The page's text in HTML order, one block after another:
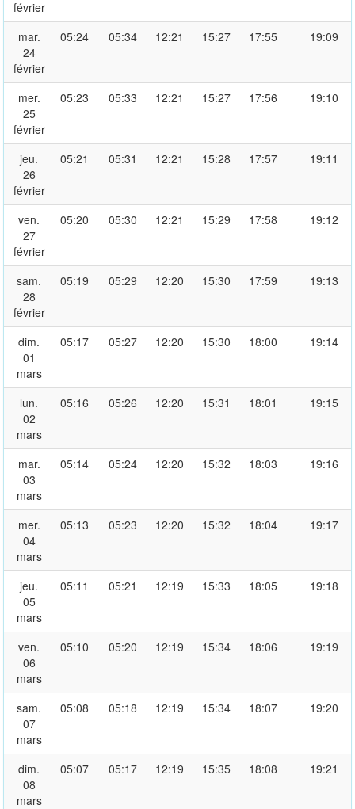
février
mar.
24
février
05:24 05:34 12:21 15:27 17:55 19:09
mer.
25
février
05:23 05:33 12:21 15:27 17:56 19:10
jeu.
26
février
05:21 05:31 12:21 15:28 17:57 19:11
ven.
27
février
05:20 05:30 12:21 15:29 17:58 19:12
sam.
28
février
05:19 05:29 12:20 15:30 17:59 19:13
dim.
01
mars
05:17 05:27 12:20 15:30 18:00 19:14
lun.
02
mars
05:16 05:26 12:20 15:31 18:01 19:15
mar.
03
mars
05:14 05:24 12:20 15:32 18:03 19:16
mer.
04
mars
05:13 05:23 12:20 15:32 18:04 19:17
jeu.
05
mars
05:11 05:21 12:19 15:33 18:05 19:18
ven.
06
mars
05:10 05:20 12:19 15:34 18:06 19:19
sam.
07
mars
05:08 05:18 12:19 15:34 18:07 19:20
dim.
08
mars
05:07 05:17 12:19 15:35 18:08 19:21